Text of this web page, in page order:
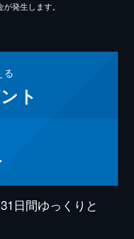
発生します。
る
ト
日間ゆっくりと